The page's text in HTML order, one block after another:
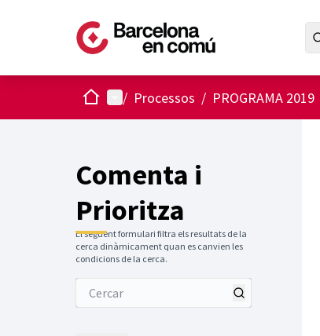
Inici Menú principal
/ Processos / PROGRAMA 2019
Comenta i
Prioritza
El següent formulari filtra els resultats de la
cerca dinàmicament quan es canvien les
condicions de la cerca.